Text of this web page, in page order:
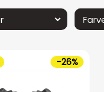
-26%